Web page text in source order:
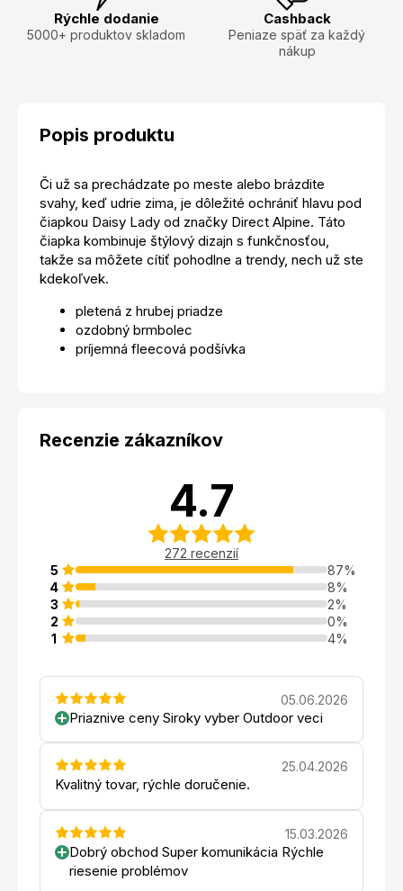
Rýchle dodanie
5000+ produktov skladom
Cashback
Peniaze späť za každý
nákup
Popis produktu
Či už sa prechádzate po meste alebo brázdite
svahy, keď udrie zima, je dôležité ochrániť hlavu pod
čiapkou Daisy Lady od značky Direct Alpine. Táto
čiapka kombinuje štýlový dizajn s funkčnosťou,
takže sa môžete cítiť pohodlne a trendy, nech už ste
kdekoľvek.
pletená z hrubej priadze
ozdobný brmbolec
príjemná fleecová podšívka
Recenzie zákazníkov
4.7
272 recenzií
5
87%
4
8%
3
2%
2
0%
1
4%
05.06.2026
Priaznive ceny Siroky vyber Outdoor veci
25.04.2026
Kvalitný tovar, rýchle doručenie.
15.03.2026
Dobrý obchod Super komunikácia Rýchle
riesenie problémov